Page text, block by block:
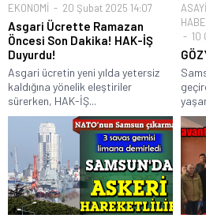
EKONOMİ 20 Şubat 2025 14:07
Asgari Ücrette Ramazan
Öncesi Son Dakika! HAK-İŞ
Duyurdu!
Asgari ücretin yeni yılda yetersiz
kaldığına yönelik eleştiriler
sürerken, HAK-İŞ...
10